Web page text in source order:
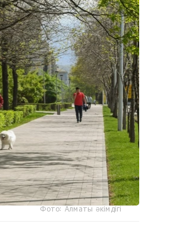
Фото: Алматы әкімдігі